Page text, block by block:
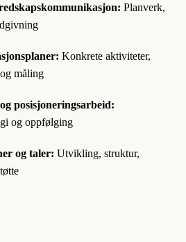
Planverk,
Konkrete aktiviteter,
måling
posisjoneringsarbeid:
og oppfølging
og taler: Utvikling, struktur,